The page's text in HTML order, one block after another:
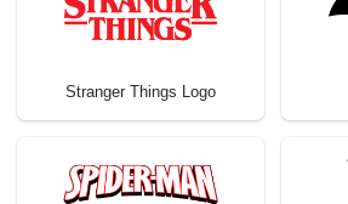
Stranger Things Logo